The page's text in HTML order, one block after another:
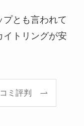
とも言われて
イトリングが安
ミ評判